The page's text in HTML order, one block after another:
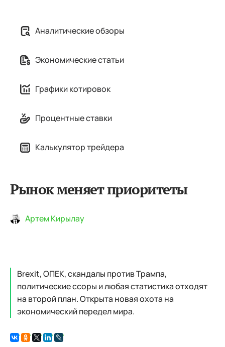
Партнеру
Аналитические обзоры
Экономические статьи
Графики котировок
Процентные ставки
Калькулятор трейдера
Рынок меняет приоритеты
Артем Кирылау
Brexit, ОПЕК, скандалы против Трампа,
политические ссоры и любая статистика отходят
на второй план. Открыта новая охота на
экономический передел мира.